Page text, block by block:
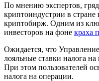
По мнению экспертов,
криптоиндустрии в стране
криптобирж. Одним из
инвесторов на фоне краха
Ожидается, что
лояльные ставки налога
При этом пользователей
налога на операции.